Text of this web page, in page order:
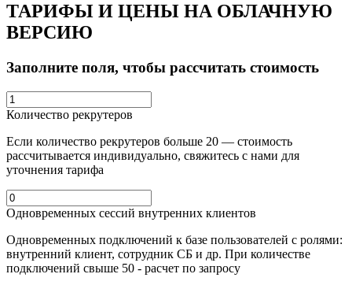
ТАРИФЫ И ЦЕНЫ НА ОБЛАЧНУЮ
ВЕРСИЮ
Заполните поля, чтобы рассчитать стоимость
Количество рекрутеров
Если количество рекрутеров больше 20 — стоимость
рассчитывается индивидуально, свяжитесь с нами для
уточнения тарифа
Одновременных сессий внутренних клиентов
Одновременных подключений к базе пользователей с ролями:
внутренний клиент, сотрудник СБ и др. При количестве
подключений свыше 50 - расчет по запросу